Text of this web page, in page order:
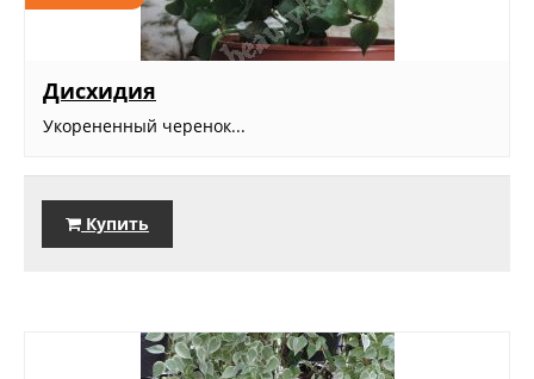
Дисхидия
Укорененный черенок...
Купить